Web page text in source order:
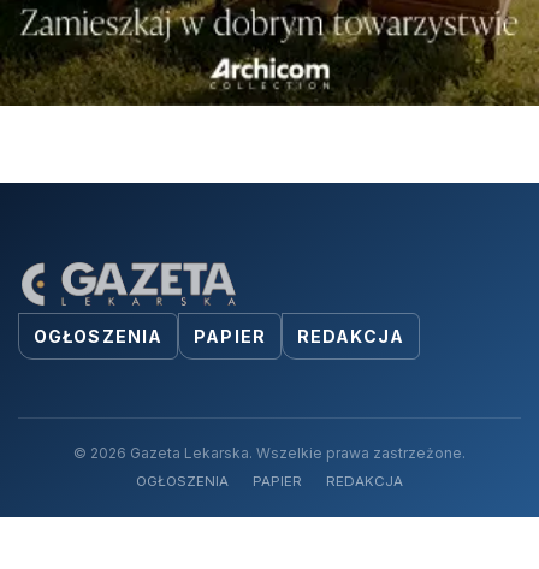
OGŁOSZENIA PAPIER REDAKCJA
© 2026 Gazeta Lekarska. Wszelkie prawa zastrzeżone.
OGŁOSZENIA PAPIER REDAKCJA